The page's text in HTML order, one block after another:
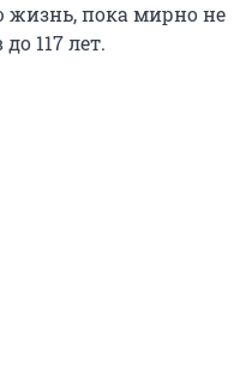
жизнь, пока мирно не
117 лет.